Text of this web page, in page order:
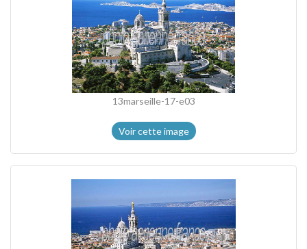
13marseille-17-e03
Voir cette image